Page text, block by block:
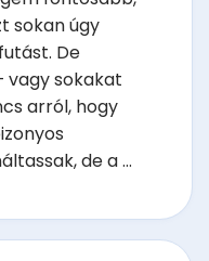
sokan úgy
De
vagy sokakat
arról, hogy
de a ...